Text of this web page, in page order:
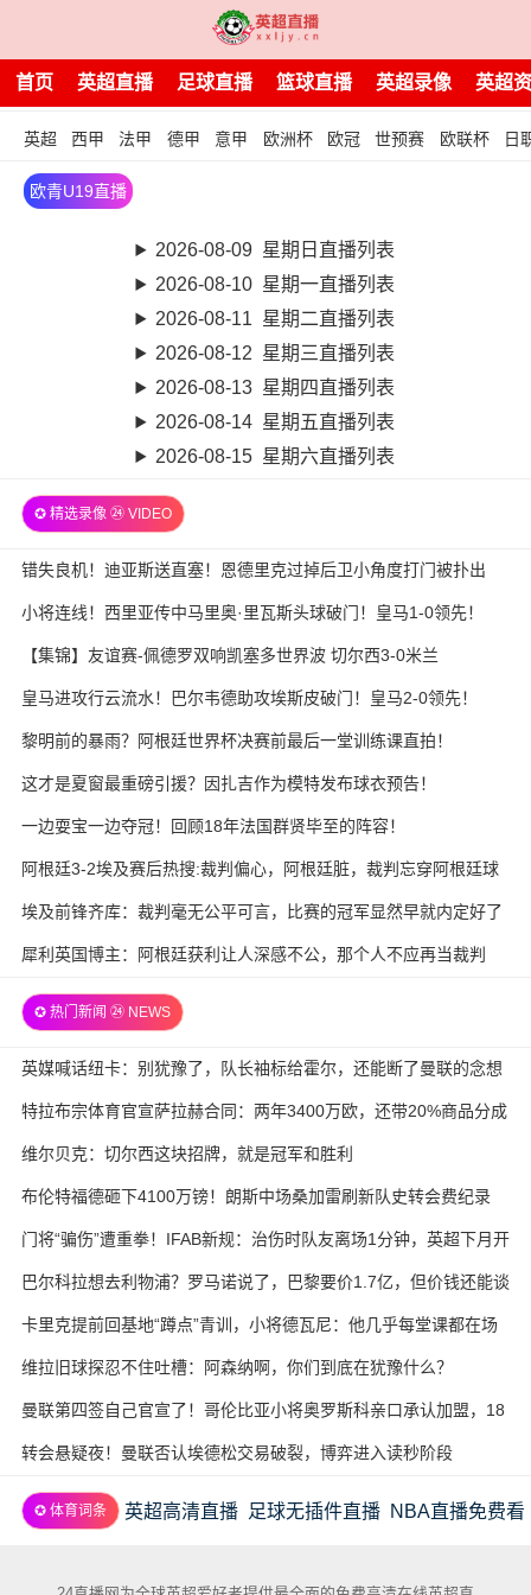
首页 英超直播 足球直播 篮球直播 英超录像 英超
英超 西甲 法甲 德甲 意甲 欧洲杯 欧冠 世预赛 欧联杯 日
欧青U19直播
2026-08-09 星期日直播列表
2026-08-10 星期一直播列表
2026-08-11 星期二直播列表
2026-08-12 星期三直播列表
2026-08-13 星期四直播列表
2026-08-14 星期五直播列表
2026-08-15 星期六直播列表
✪ 精选录像 ㉔ VIDEO
错失良机！迪亚斯送直塞！恩德里克过掉后卫小角度打门被扑出
小将连线！西里亚传中马里奥·里瓦斯头球破门！皇马1-0领先！
【集锦】友谊赛-佩德罗双响凯塞多世界波 切尔西3-0米兰
皇马进攻行云流水！巴尔韦德助攻埃斯皮破门！皇马2-0领先！
黎明前的暴雨？阿根廷世界杯决赛前最后一堂训练课直拍！
这才是夏窗最重磅引援？因扎吉作为模特发布球衣预告！
一边耍宝一边夺冠！回顾18年法国群贤毕至的阵容！
阿根廷3-2埃及赛后热搜:裁判偏心，阿根廷脏，裁判忘穿阿根廷球
衣
埃及前锋齐库：裁判毫无公平可言，比赛的冠军显然早就内定好了
犀利英国博主：阿根廷获利让人深感不公，那个人不应再当裁判
✪ 热门新闻 ㉔ NEWS
英媒喊话纽卡：别犹豫了，队长袖标给霍尔，还能断了曼联的念想
特拉布宗体育官宣萨拉赫合同：两年3400万欧，还带20%商品分成
维尔贝克：切尔西这块招牌，就是冠军和胜利
布伦特福德砸下4100万镑！朗斯中场桑加雷刷新队史转会费纪录
门将“骗伤”遭重拳！IFAB新规：治伤时队友离场1分钟，英超下月开
试
巴尔科拉想去利物浦？罗马诺说了，巴黎要价1.7亿，但价钱还能谈
卡里克提前回基地“蹲点”青训，小将德瓦尼：他几乎每堂课都在场
边
维拉旧球探忍不住吐槽：阿森纳啊，你们到底在犹豫什么？
曼联第四签自己官宣了！哥伦比亚小将奥罗斯科亲口承认加盟，18
岁生日当天完成转会
转会悬疑夜！曼联否认埃德松交易破裂，博弈进入读秒阶段
✪ 体育词条 英超高清直播 足球无插件直播 NBA直播免费看